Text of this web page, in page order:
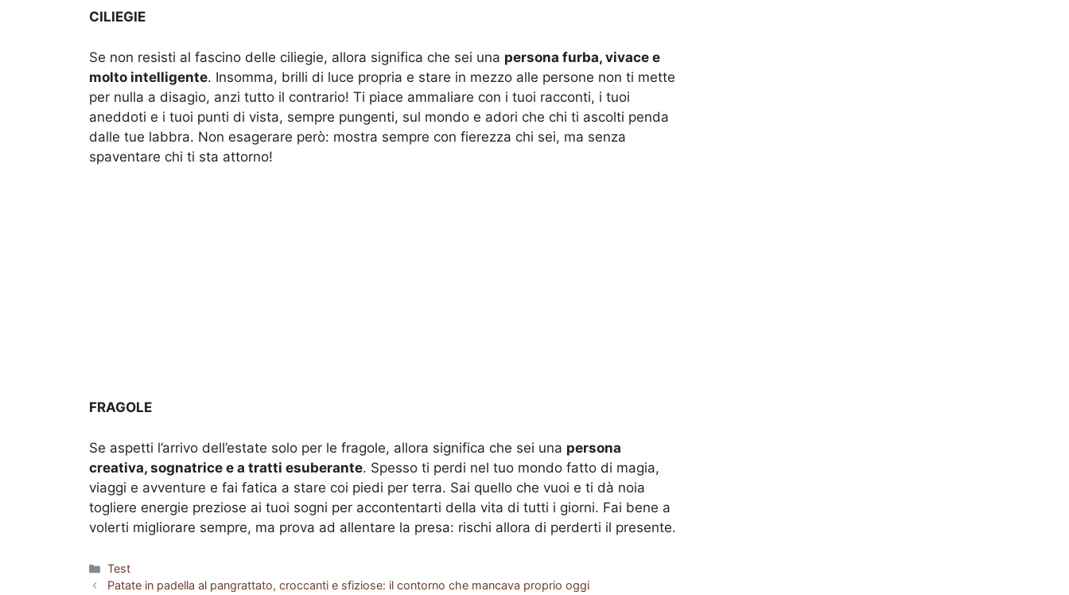
CILIEGIE
Se non resisti al fascino delle ciliegie, allora significa che sei una persona furba, vivace e
molto intelligente. Insomma, brilli di luce propria e stare in mezzo alle persone non ti mette
per nulla a disagio, anzi tutto il contrario! Ti piace ammaliare con i tuoi racconti, i tuoi
aneddoti e i tuoi punti di vista, sempre pungenti, sul mondo e adori che chi ti ascolti penda
dalle tue labbra. Non esagerare però: mostra sempre con fierezza chi sei, ma senza
spaventare chi ti sta attorno!
FRAGOLE
Se aspetti l’arrivo dell’estate solo per le fragole, allora significa che sei una persona
creativa, sognatrice e a tratti esuberante. Spesso ti perdi nel tuo mondo fatto di magia,
viaggi e avventure e fai fatica a stare coi piedi per terra. Sai quello che vuoi e ti dà noia
togliere energie preziose ai tuoi sogni per accontentarti della vita di tutti i giorni. Fai bene a
volerti migliorare sempre, ma prova ad allentare la presa: rischi allora di perderti il presente.
Categorie
Test
Patate in padella al pangrattato, croccanti e sfiziose: il contorno che mancava proprio oggi